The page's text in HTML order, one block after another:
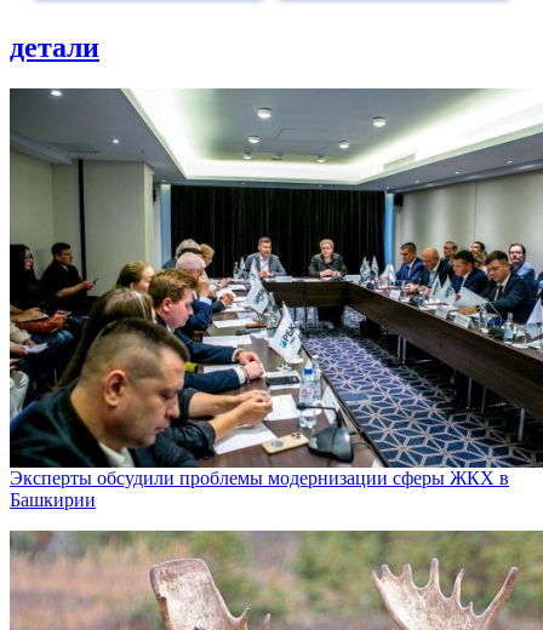
детали
Эксперты обсудили проблемы модернизации сферы ЖКХ в
Башкирии